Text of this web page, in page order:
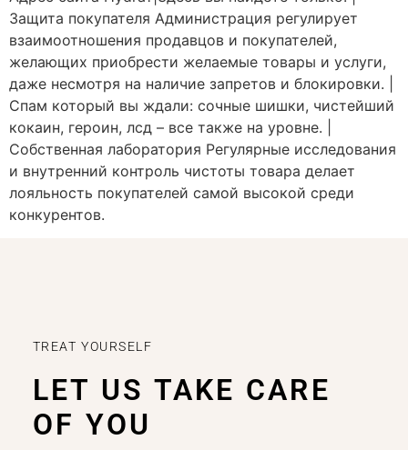
Защита покупателя Администрация регулирует
взаимоотношения продавцов и покупателей,
желающих приобрести желаемые товары и услуги,
даже несмотря на наличие запретов и блокировки. |
Спам который вы ждали: сочные шишки, чистейший
кокаин, героин, лсд – все также на уровне. |
Собственная лаборатория Регулярные исследования
и внутренний контроль чистоты товара делает
лояльность покупателей самой высокой среди
конкурентов.
TREAT YOURSELF
LET US TAKE CARE
OF YOU